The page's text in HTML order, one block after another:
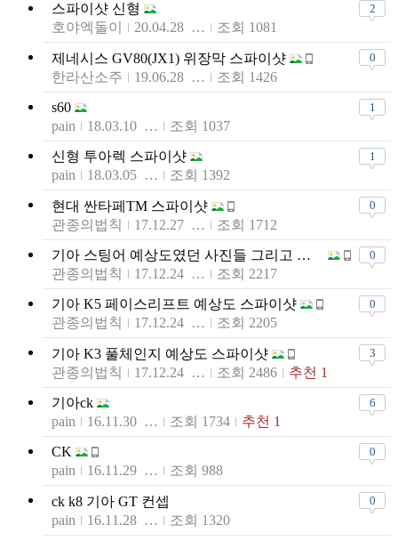
스파이샷 신형
호야엑돌이
20.04.28 10:41 조회 1081
2
제네시스 GV80(JX1) 위장막 스파이샷
한라산소주
19.06.28 23:03 조회 1426
0
s60
pain
18.03.10 12:50 조회 1037
1
신형 투아렉 스파이샷
pain
18.03.05 11:39 조회 1392
1
현대 싼타페TM 스파이샷
관종의법칙
17.12.27 22:45 조회 1712
0
기아 스팅어 예상도였던 사진들 그리고 출시
관종의법칙
17.12.24 10:26 조회 2217
0
기아 K5 페이스리프트 예상도 스파이샷
관종의법칙
17.12.24 10:12 조회 2205
0
기아 K3 풀체인지 예상도 스파이샷
관종의법칙
17.12.24 00:27 조회 2486 추천 1
3
기아ck
pain
16.11.30 16:42 조회 1734 추천 1
6
CK
pain
16.11.29 22:53 조회 988
0
ck k8 기아 GT 컨셉
pain
16.11.28 11:27 조회 1320
0